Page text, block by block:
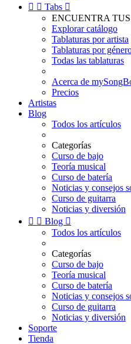
  Tabs 
ENCUENTRA
Explorar catálogo
Tablaturas por artista
Tablaturas por
Todas las tablaturas
Acerca de
Precios
Artistas
Blog
Todos los artículos
Categorías
Curso de bajo
Teoría musical
Curso de batería
Noticias y consejos
Curso de guitarra
Noticias y diversión
  Blog 
Todos los artículos
Categorías
Curso de bajo
Teoría musical
Curso de batería
Noticias y consejos
Curso de guitarra
Noticias y diversión
Soporte
Tienda